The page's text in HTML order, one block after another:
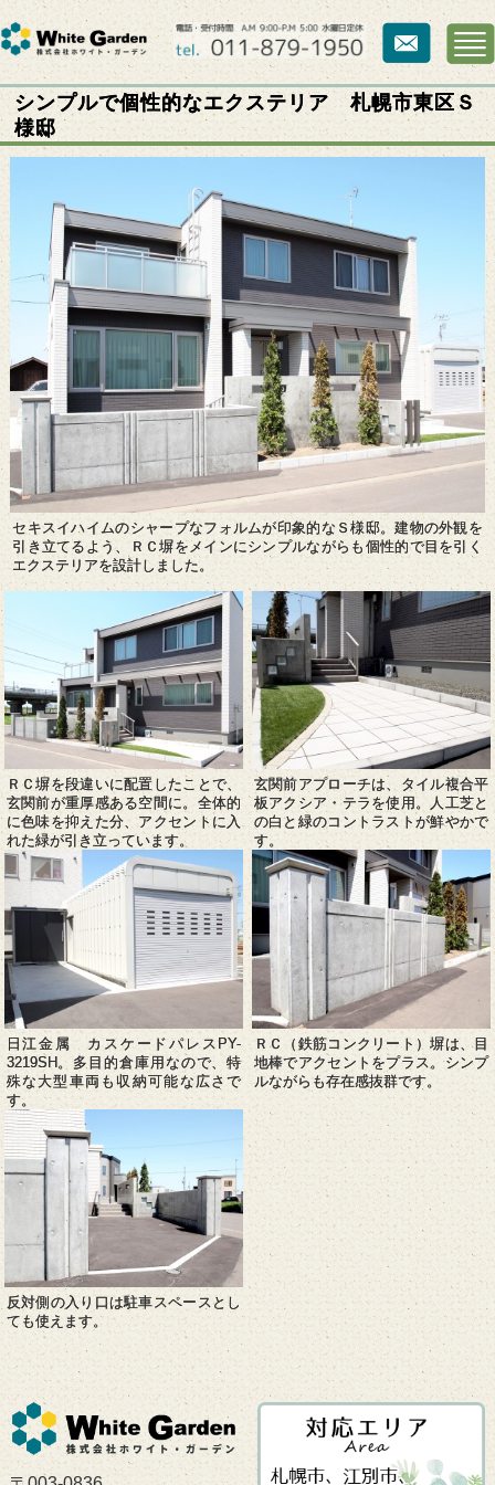
シンプルで個性的なエクステリア 札幌市東区Ｓ
様邸
セキスイハイムのシャープなフォルムが印象的なＳ様邸。建物の外観を
引き立てるよう、ＲＣ塀をメインにシンプルながらも個性的で目を引く
エクステリアを設計しました。
ＲＣ塀を段違いに配置したことで、
玄関前が重厚感ある空間に。全体的
に色味を抑えた分、アクセントに入
れた緑が引き立っています。
玄関前アプローチは、タイル複合平
板アクシア・テラを使用。人工芝と
の白と緑のコントラストが鮮やかで
す。
日江金属 カスケードパレスPY-
3219SH。多目的倉庫用なので、特
殊な大型車両も収納可能な広さで
す。
ＲＣ（鉄筋コンクリート）塀は、目
地棒でアクセントをプラス。シンプ
ルながらも存在感抜群です。
反対側の入り口は駐車スペースとし
ても使えます。